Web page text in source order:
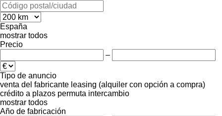
España
mostrar todos
Precio
–
Tipo de anuncio
venta del fabricante leasing (alquiler con opción a compra)
crédito a plazos permuta intercambio
mostrar todos
Año de fabricación